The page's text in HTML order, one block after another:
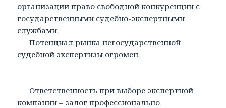
организации право свободной конкуренции с
государственными судебно-экспертными
службами.
Потенциал рынка негосударственной
судебной экспертизы огромен.
Ответственность при выборе экспертной
компании – залог профессионально